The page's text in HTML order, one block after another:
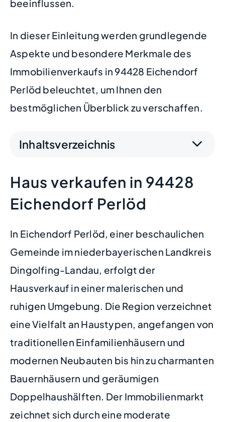
beeinflussen.
In dieser Einleitung werden grundlegende
Aspekte und besondere Merkmale des
Immobilienverkaufs in 94428 Eichendorf
Perlöd beleuchtet, um Ihnen den
bestmöglichen Überblick zu verschaffen.
Inhaltsverzeichnis
Haus verkaufen in 94428
Eichendorf Perlöd
In Eichendorf Perlöd, einer beschaulichen
Gemeinde im niederbayerischen Landkreis
Dingolfing-Landau, erfolgt der
Hausverkauf in einer malerischen und
ruhigen Umgebung. Die Region verzeichnet
eine Vielfalt an Haustypen, angefangen von
traditionellen Einfamilienhäusern und
modernen Neubauten bis hin zu charmanten
Bauernhäusern und geräumigen
Doppelhaushälften. Der Immobilienmarkt
zeichnet sich durch eine moderate